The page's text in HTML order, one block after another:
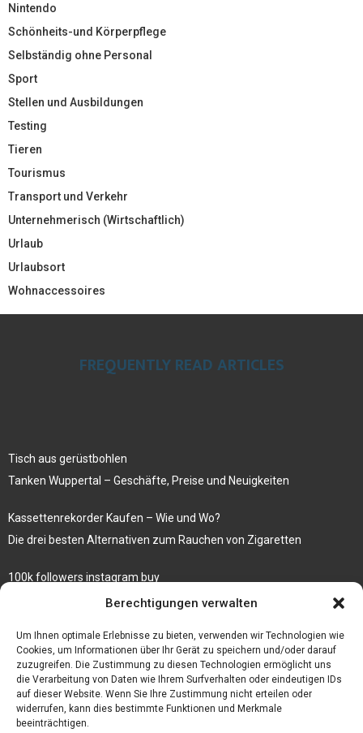
Berechtigungen verwalten
Um Ihnen optimale Erlebnisse zu bieten, verwenden wir Technologien wie
Cookies, um Informationen über Ihr Gerät zu speichern und/oder darauf
zuzugreifen. Die Zustimmung zu diesen Technologien ermöglicht uns
die Verarbeitung von Daten wie Ihrem Surfverhalten oder eindeutigen IDs
auf dieser Website. Wenn Sie Ihre Zustimmung nicht erteilen oder
widerrufen, kann dies bestimmte Funktionen und Merkmale
beeinträchtigen.
Nintendo
Schönheits-und Körperpflege
Selbständig ohne Personal
Sport
Stellen und Ausbildungen
Testing
Tieren
Tourismus
Transport und Verkehr
Unternehmerisch (Wirtschaftlich)
Urlaub
Urlaubsort
Wohnaccessoires
FREQUENTLY READ ARTICLES
Tisch aus gerüstbohlen
Tanken Wuppertal – Geschäfte, Preise und Neuigkeiten
Kassettenrekorder Kaufen – Wie und Wo?
Die drei besten Alternativen zum Rauchen von Zigaretten
100k followers instagram buy
Rezepte für gekochte Süßkartoffeln
Gönnen Sie sich bedruckte Fliesen mit einem eigenen Bild